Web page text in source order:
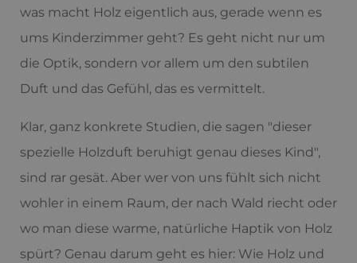
was macht Holz eigentlich aus, gerade wenn es
ums Kinderzimmer geht? Es geht nicht nur um
die Optik, sondern vor allem um den subtilen
Duft und das Gefühl, das es vermittelt.
Klar, ganz konkrete Studien, die sagen "dieser
spezielle Holzduft beruhigt genau dieses Kind",
sind rar gesät. Aber wer von uns fühlt sich nicht
wohler in einem Raum, der nach Wald riecht oder
wo man diese warme, natürliche Haptik von Holz
spürt? Genau darum geht es hier: Wie Holz und